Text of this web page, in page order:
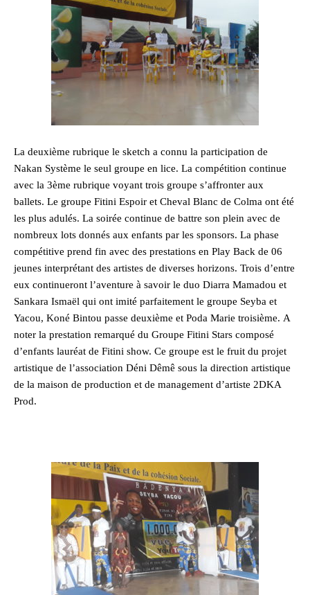
La deuxième rubrique le sketch a connu la participation de
Nakan Système le seul groupe en lice. La compétition continue
avec la 3ème rubrique voyant trois groupe s’affronter aux
ballets. Le groupe Fitini Espoir et Cheval Blanc de Colma ont été
les plus adulés. La soirée continue de battre son plein avec de
nombreux lots donnés aux enfants par les sponsors. La phase
compétitive prend fin avec des prestations en Play Back de 06
jeunes interprétant des artistes de diverses horizons. Trois d’entre
eux continueront l’aventure à savoir le duo Diarra Mamadou et
Sankara Ismaël qui ont imité parfaitement le groupe Seyba et
Yacou, Koné Bintou passe deuxième et Poda Marie troisième. A
noter la prestation remarqué du Groupe Fitini Stars composé
d’enfants lauréat de Fitini show. Ce groupe est le fruit du projet
artistique de l’association Déni Dêmê sous la direction artistique
de la maison de production et de management d’artiste 2DKA
Prod.